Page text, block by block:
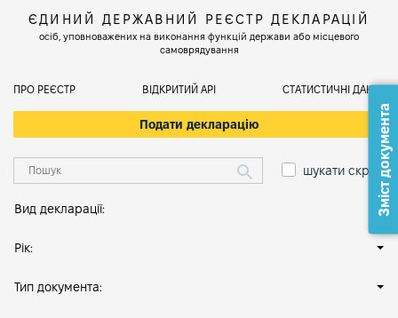
ЄДИНИЙ ДЕРЖАВНИЙ РЕЄСТР ДЕКЛАРАЦІЙ
осіб, уповноважених на виконання функцій держави або місцевого
самоврядування
ПРО РЕЄСТР ВІДКРИТИЙ АРІ СТАТИСТИЧНІ ДАНІ
Подати декларацію
шукати скрізь
Вид декларації:
Рік:
Тип документа:
Зміст документа